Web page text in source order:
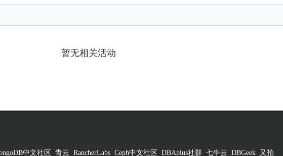
暂无相关活动
中文社区 青云 RancherLabs Ceph中文社区 DBAplus社群 七牛云 DBGeek
又拍